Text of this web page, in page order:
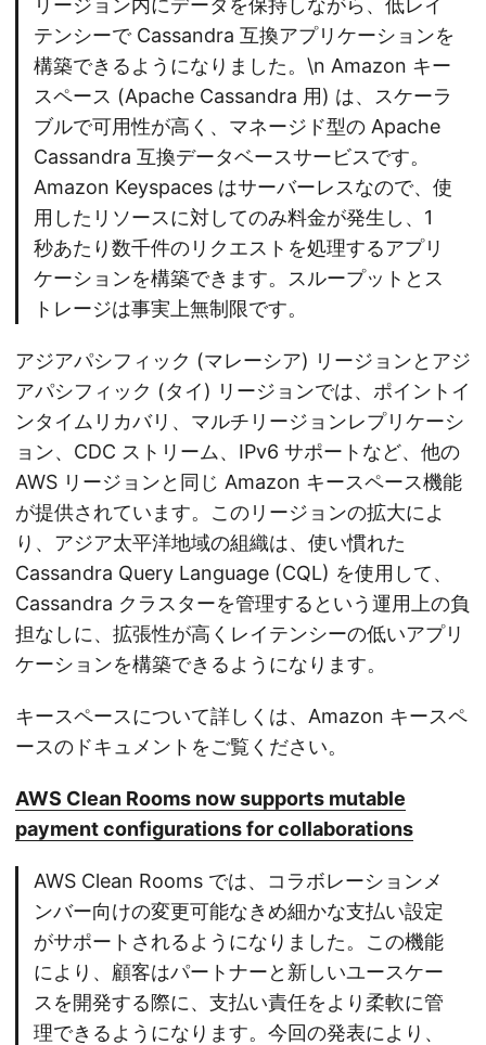
リージョン内にデータを保持しながら、低レイ
テンシーで Cassandra 互換アプリケーションを
構築できるようになりました。\n Amazon キー
スペース (Apache Cassandra 用) は、スケーラ
ブルで可用性が高く、マネージド型の Apache
Cassandra 互換データベースサービスです。
Amazon Keyspaces はサーバーレスなので、使
用したリソースに対してのみ料金が発生し、1
秒あたり数千件のリクエストを処理するアプリ
ケーションを構築できます。スループットとス
トレージは事実上無制限です。
アジアパシフィック (マレーシア) リージョンとアジ
アパシフィック (タイ) リージョンでは、ポイントイ
ンタイムリカバリ、マルチリージョンレプリケーシ
ョン、CDC ストリーム、IPv6 サポートなど、他の
AWS リージョンと同じ Amazon キースペース機能
が提供されています。このリージョンの拡大によ
り、アジア太平洋地域の組織は、使い慣れた
Cassandra Query Language (CQL) を使用して、
Cassandra クラスターを管理するという運用上の負
担なしに、拡張性が高くレイテンシーの低いアプリ
ケーションを構築できるようになります。
キースペースについて詳しくは、Amazon キースペ
ースのドキュメントをご覧ください。
AWS Clean Rooms now supports mutable
payment configurations for collaborations
AWS Clean Rooms では、コラボレーションメ
ンバー向けの変更可能なきめ細かな支払い設定
がサポートされるようになりました。この機能
により、顧客はパートナーと新しいユースケー
スを開発する際に、支払い責任をより柔軟に管
理できるようになります。今回の発表により、